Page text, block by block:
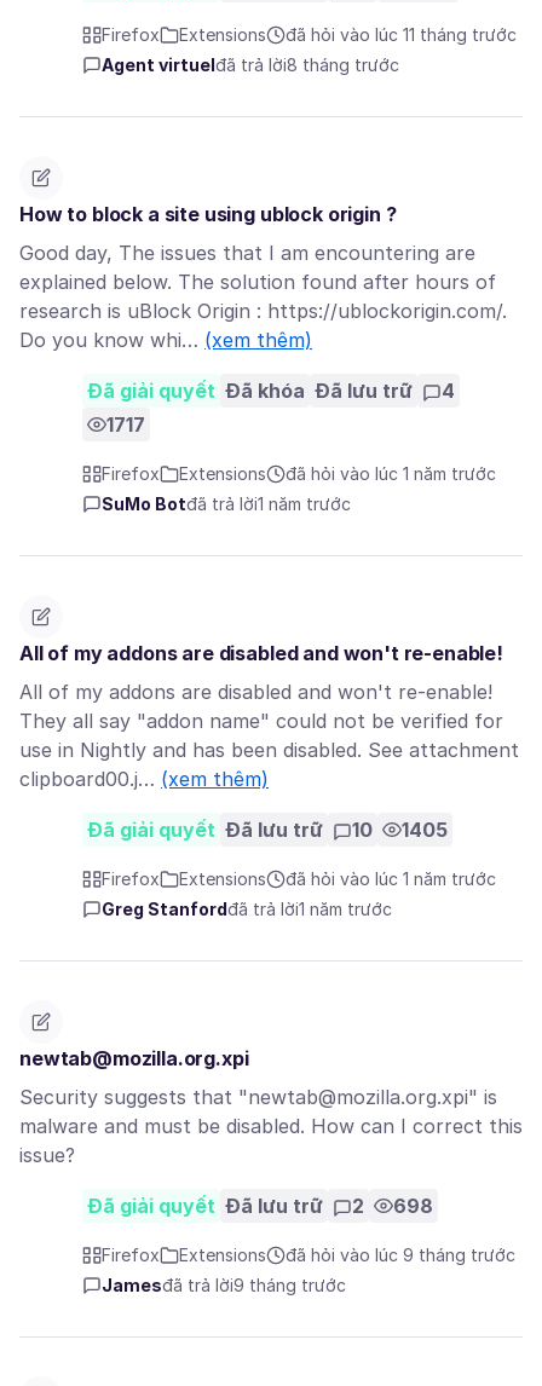
Firefox Extensions
đã hỏi vào lúc 11 tháng trước
Agent virtuel đã trả lời8 tháng trước
How to block a site using ublock origin ?
Good day, The issues that I am encountering are
explained below. The solution found after hours of
research is uBlock Origin : https://ublockorigin.com/.
Do you know whi… (xem thêm)
Đã giải quyết Đã khóa Đã lưu trữ
4
1717
Firefox Extensions
đã hỏi vào lúc 1 năm trước
SuMo Botđã trả lời1 năm trước
All of my addons are disabled and won't re-enable!
All of my addons are disabled and won't re-enable!
They all say "addon name" could not be verified for
use in Nightly and has been disabled. See attachment
clipboard00.j… (xem thêm)
Đã giải quyết Đã lưu trữ 10 1405
Firefox Extensions
đã hỏi vào lúc 1 năm trước
Greg Stanfordđã trả lời1 năm trước
newtab@mozilla.org.xpi
Security suggests that "newtab@mozilla.org.xpi" is
malware and must be disabled. How can I correct this
issue?
Đã giải quyết Đã lưu trữ 2 698
Firefox Extensions
đã hỏi vào lúc 9 tháng trước
Jamesđã trả lời9 tháng trước